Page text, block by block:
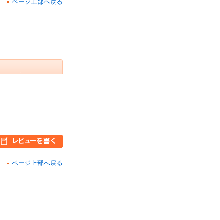
ページ上部へ戻る
ページ上部へ戻る